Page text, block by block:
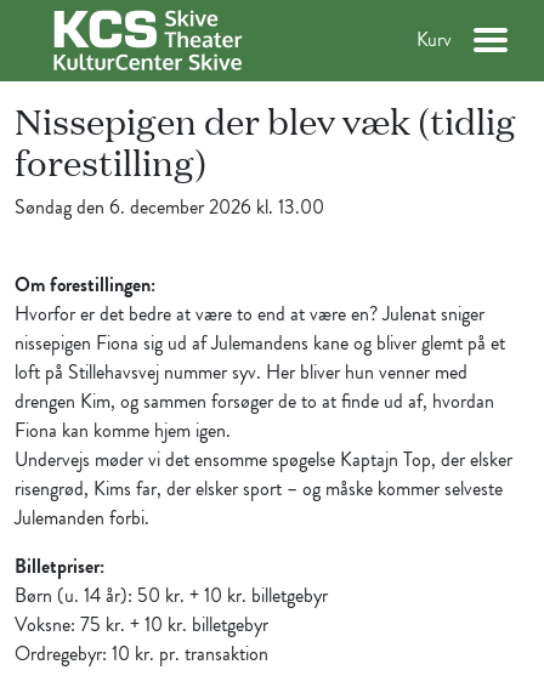
Kurv
Nissepigen der blev væk (tidlig
forestilling)
Søndag den 6. december 2026 kl. 13.00
Om forestillingen:
​Hvorfor er det bedre at være to end at være en? Julenat sniger
nissepigen Fiona sig ud af Julemandens kane og bliver glemt på et
loft på Stillehavsvej nummer syv. Her bliver hun venner med
drengen Kim, og sammen forsøger de to at finde ud af, hvordan
Fiona kan komme hjem igen.
Undervejs møder vi det ensomme spøgelse Kaptajn Top, der elsker
risengrød, Kims far, der elsker sport – og måske kommer selveste
Julemanden forbi.
Billetpriser:
Børn (u. 14 år): 50 kr. + 10 kr. billetgebyr
Voksne: 75 kr. + 10 kr. billetgebyr
Ordregebyr: 10 kr. pr. transaktion